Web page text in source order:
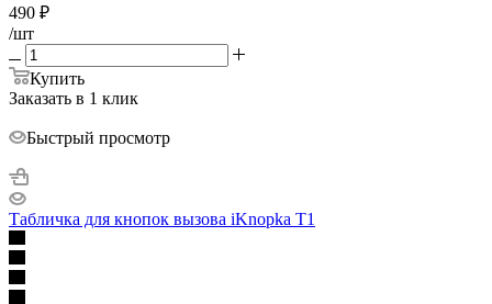
490 ₽
/шт
Купить
Заказать в 1 клик
Быстрый просмотр
Табличка для кнопок вызова iKnopka T1